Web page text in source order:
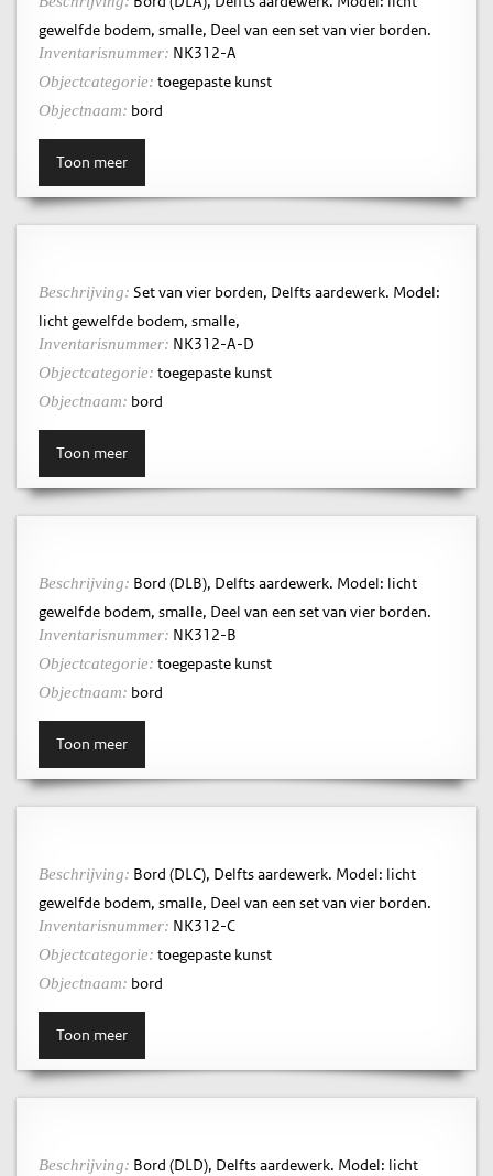
gewelfde bodem, smalle, Deel van een set van vier borden.
Inventarisnummer: NK312-A
Objectcategorie: toegepaste kunst
Objectnaam: bord
Toon meer
Beschrijving: Set van vier borden, Delfts aardewerk. Model:
licht gewelfde bodem, smalle,
Inventarisnummer: NK312-A-D
Objectcategorie: toegepaste kunst
Objectnaam: bord
Toon meer
Beschrijving: Bord (DLB), Delfts aardewerk. Model: licht
gewelfde bodem, smalle, Deel van een set van vier borden.
Inventarisnummer: NK312-B
Objectcategorie: toegepaste kunst
Objectnaam: bord
Toon meer
Beschrijving: Bord (DLC), Delfts aardewerk. Model: licht
gewelfde bodem, smalle, Deel van een set van vier borden.
Inventarisnummer: NK312-C
Objectcategorie: toegepaste kunst
Objectnaam: bord
Toon meer
Beschrijving: Bord (DLD), Delfts aardewerk. Model: licht